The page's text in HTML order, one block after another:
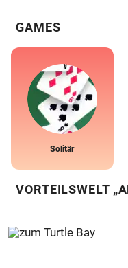
GAMES
Solitär
VORTEILSWELT